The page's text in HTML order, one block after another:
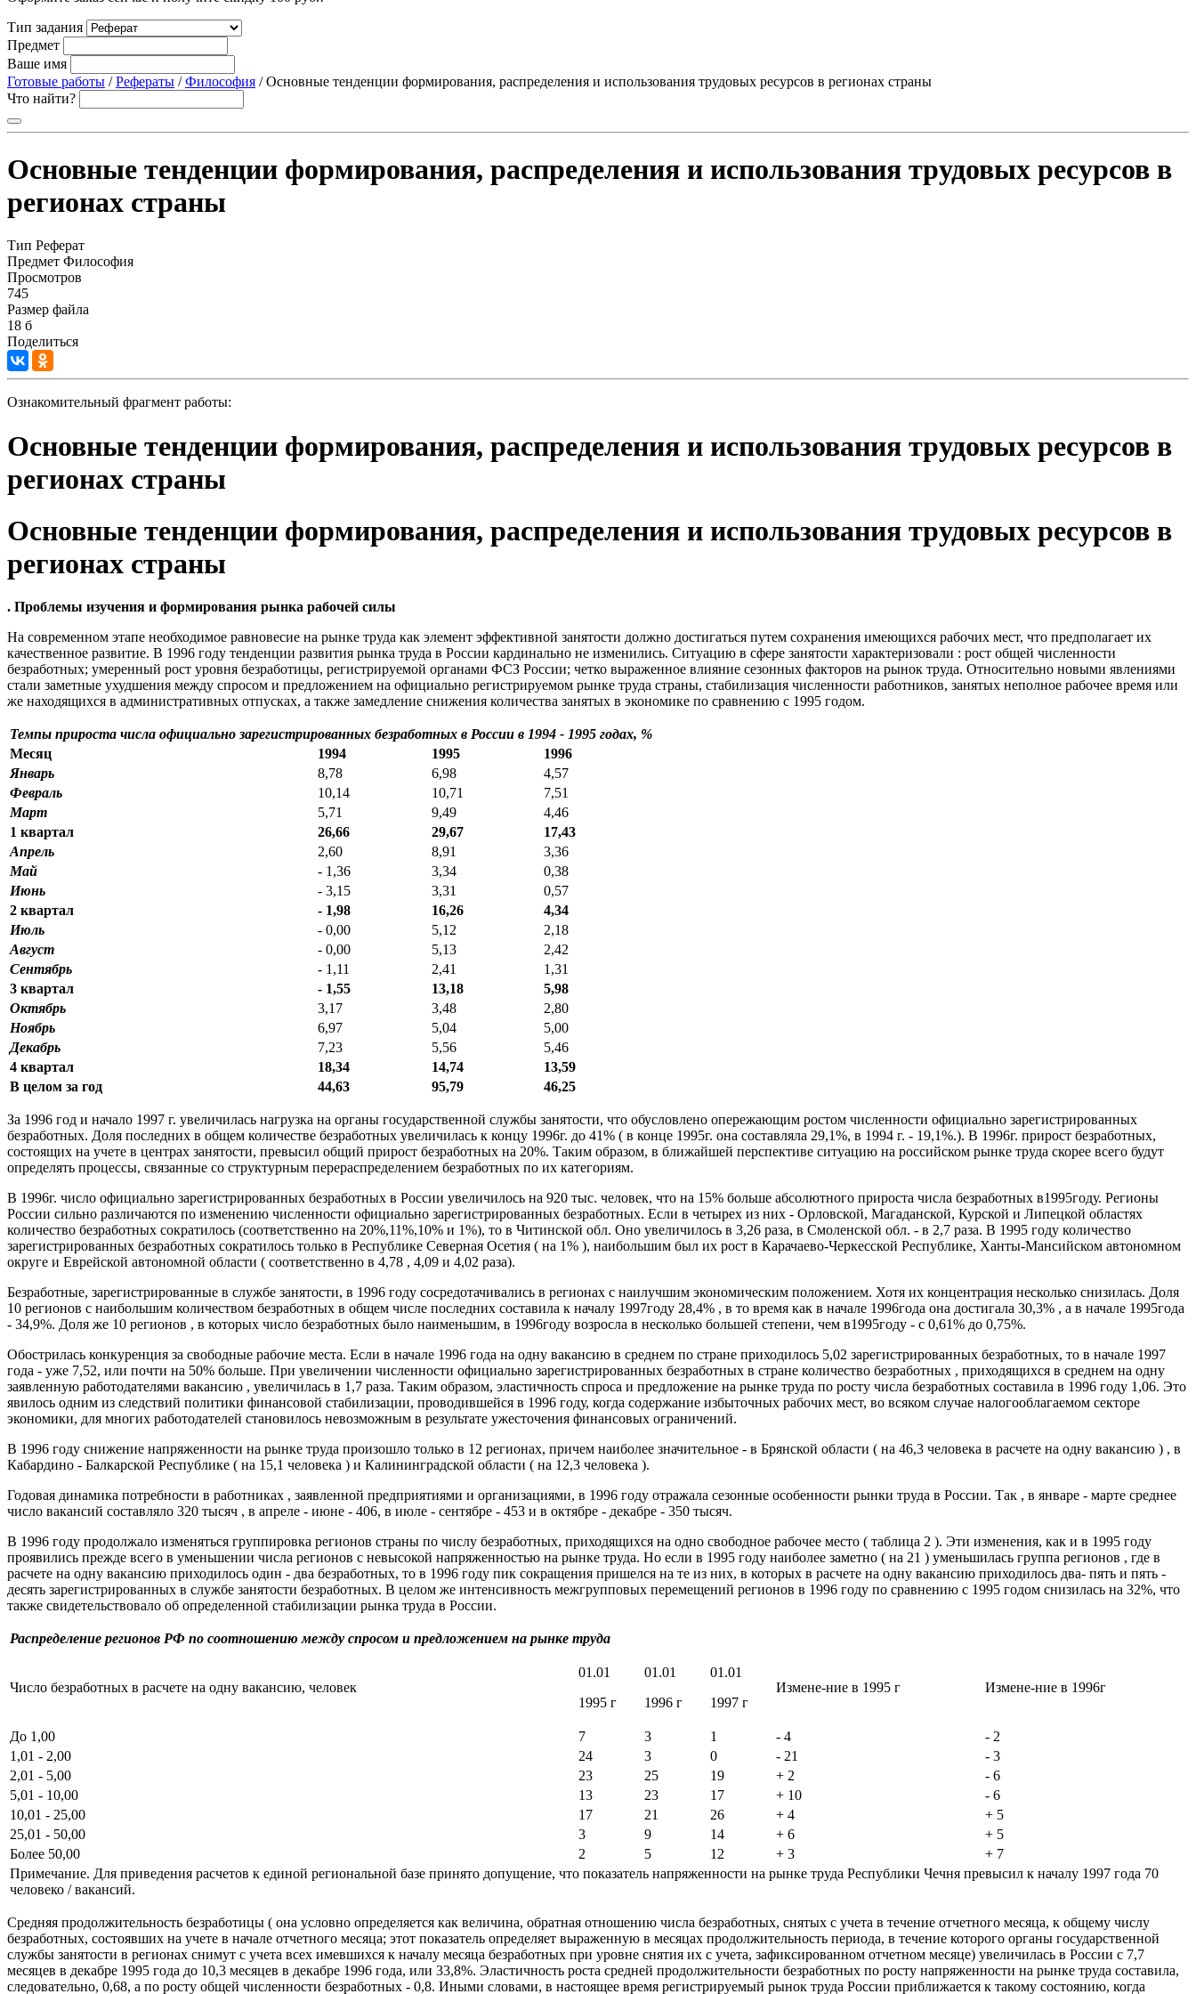
Тип задания
Предмет
Ваше имя
Готовые работы /Рефераты /Философия / Основные тенденции формирования, распределения и использования трудовых ресурсов в регионах страны
Что найти?
Основные тенденции формирования, распределения и использования трудовых ресурсов в
регионах страны
Тип Реферат
Предмет Философия
Просмотров
745
Размер файла
18 б
Поделиться
Ознакомительный фрагмент работы:
Основные тенденции формирования, распределения и использования трудовых ресурсов в
регионах страны
Основные тенденции формирования, распределения и использования трудовых ресурсов в
регионах страны
. Проблемы изучения и формирования рынка рабочей силы
На современном этапе необходимое равновесие на рынке труда как элемент эффективной занятости должно достигаться путем сохранения имеющихся рабочих мест, что предполагает их
качественное развитие. В 1996 году тенденции развития рынка труда в России кардинально не изменились. Ситуацию в сфере занятости характеризовали : рост общей численности
безработных; умеренный рост уровня безработицы, регистрируемой органами ФСЗ России; четко выраженное влияние сезонных факторов на рынок труда. Относительно новыми явлениями
стали заметные ухудшения между спросом и предложением на официально регистрируемом рынке труда страны, стабилизация численности работников, занятых неполное рабочее время или
же находящихся в административных отпусках, а также замедление снижения количества занятых в экономике по сравнению с 1995 годом.
Темпы прироста числа официально зарегистрированных безработных в России в 1994 - 1995 годах, %
Месяц
1994 1995
1996
Январь
8,78 6,98
4,57
Февраль
10,14 10,71
7,51
Март
5,71 9,49
4,46
1 квартал
26,66 29,67
17,43
Апрель
2,60 8,91
3,36
Май
- 1,36 3,34
0,38
Июнь
- 3,15 3,31
0,57
2 квартал
- 1,98 16,26
4,34
Июль
- 0,00 5,12
2,18
Август
- 0,00 5,13
2,42
Сентябрь
- 1,11 2,41
1,31
3 квартал
- 1,55 13,18
5,98
Октябрь
3,17 3,48
2,80
Ноябрь
6,97 5,04
5,00
Декабрь
7,23 5,56
5,46
4 квартал
18,34 14,74
13,59
В целом за год
44,63 95,79 46,25
За 1996 год и начало 1997 г. увеличилась нагрузка на органы государственной службы занятости, что обусловлено опережающим ростом численности официально зарегистрированных
безработных. Доля последних в общем количестве безработных увеличилась к концу 1996г. до 41% ( в конце 1995г. она составляла 29,1%, в 1994 г. - 19,1%.). В 1996г. прирост безработных,
состоящих на учете в центрах занятости, превысил общий прирост безработных на 20%. Таким образом, в ближайшей перспективе ситуацию на российском рынке труда скорее всего будут
определять процессы, связанные со структурным перераспределением безработных по их категориям.
В 1996г. число официально зарегистрированных безработных в России увеличилось на 920 тыс. человек, что на 15% больше абсолютного прироста числа безработных в1995году. Регионы
России сильно различаются по изменению численности официально зарегистрированных безработных. Если в четырех из них - Орловской, Магаданской, Курской и Липецкой областях
количество безработных сократилось (соответственно на 20%,11%,10% и 1%), то в Читинской обл. Оно увеличилось в 3,26 раза, в Смоленской обл. - в 2,7 раза. В 1995 году количество
зарегистрированных безработных сократилось только в Республике Северная Осетия ( на 1% ), наибольшим был их рост в Карачаево-Черкесской Республике, Ханты-Мансийском автономном
округе и Еврейской автономной области ( соответственно в 4,78 , 4,09 и 4,02 раза).
Безработные, зарегистрированные в службе занятости, в 1996 году сосредотачивались в регионах с наилучшим экономическим положением. Хотя их концентрация несколько снизилась. Доля
10 регионов с наибольшим количеством безработных в общем числе последних составила к началу 1997году 28,4% , в то время как в начале 1996года она достигала 30,3% , а в начале 1995года
- 34,9%. Доля же 10 регионов , в которых число безработных было наименьшим, в 1996году возросла в несколько большей степени, чем в1995году - с 0,61% до 0,75%.
Обострилась конкуренция за свободные рабочие места. Если в начале 1996 года на одну вакансию в среднем по стране приходилось 5,02 зарегистрированных безработных, то в начале 1997
года - уже 7,52, или почти на 50% больше. При увеличении численности официально зарегистрированных безработных в стране количество безработных , приходящихся в среднем на одну
заявленную работодателями вакансию , увеличилась в 1,7 раза. Таким образом, эластичность спроса и предложение на рынке труда по росту числа безработных составила в 1996 году 1,06. Это
явилось одним из следствий политики финансовой стабилизации, проводившейся в 1996 году, когда содержание избыточных рабочих мест, во всяком случае налогооблагаемом секторе
экономики, для многих работодателей становилось невозможным в результате ужесточения финансовых ограничений.
В 1996 году снижение напряженности на рынке труда произошло только в 12 регионах, причем наиболее значительное - в Брянской области ( на 46,3 человека в расчете на одну вакансию ) , в
Кабардино - Балкарской Республике ( на 15,1 человека ) и Калининградской области ( на 12,3 человека ).
Годовая динамика потребности в работниках , заявленной предприятиями и организациями, в 1996 году отражала сезонные особенности рынки труда в России. Так , в январе - марте среднее
число вакансий составляло 320 тысяч , в апреле - июне - 406, в июле - сентябре - 453 и в октябре - декабре - 350 тысяч.
В 1996 году продолжало изменяться группировка регионов страны по числу безработных, приходящихся на одно свободное рабочее место ( таблица 2 ). Эти изменения, как и в 1995 году
проявились прежде всего в уменьшении числа регионов с невысокой напряженностью на рынке труда. Но если в 1995 году наиболее заметно ( на 21 ) уменьшилась группа регионов , где в
расчете на одну вакансию приходилось один - два безработных, то в 1996 году пик сокращения пришелся на те из них, в которых в расчете на одну вакансию приходилось два- пять и пять -
десять зарегистрированных в службе занятости безработных. В целом же интенсивность межгрупповых перемещений регионов в 1996 году по сравнению с 1995 годом снизилась на 32%, что
также свидетельствовало об определенной стабилизации рынка труда в России.
Распределение регионов РФ по соотношению между спросом и предложением на рынке труда
Число безработных в расчете на одну вакансию, человек
01.01
1995 г
01.01
1996 г
01.01
1997 г
Измене-ние в 1995 г Измене-ние в 1996г
До 1,00 7 3 1 - 4
- 2
1,01 - 2,00
24 3 0 - 21
- 3
2,01 - 5,00
23 25 19 + 2
- 6
5,01 - 10,00
13 23 17 + 10
- 6
10,01 - 25,00
17 21 26 + 4
+ 5
25,01 - 50,00
3 9 14 + 6
+ 5
Более 50,00
2 5 12 + 3
+ 7
Примечание. Для приведения расчетов к единой региональной базе принято допущение, что показатель напряженности на рынке труда Республики Чечня превысил к началу 1997 года 70
человеко / вакансий.
Средняя продолжительность безработицы ( она условно определяется как величина, обратная отношению числа безработных, снятых с учета в течение отчетного месяца, к общему числу
безработных, состоявших на учете в начале отчетного месяца; этот показатель определяет выраженную в месяцах продолжительность периода, в течение которого органы государственной
службы занятости в регионах снимут с учета всех имевшихся к началу месяца безработных при уровне снятия их с учета, зафиксированном отчетном месяце) увеличилась в России с 7,7
месяцев в декабре 1995 года до 10,3 месяцев в декабре 1996 года, или 33,8%. Эластичность роста средней продолжительности безработных по росту напряженности на рынке труда составила,
следовательно, 0,68, а по росту общей численности безработных - 0,8. Иными словами, в настоящее время регистрируемый рынок труда России приближается к такому состоянию, когда